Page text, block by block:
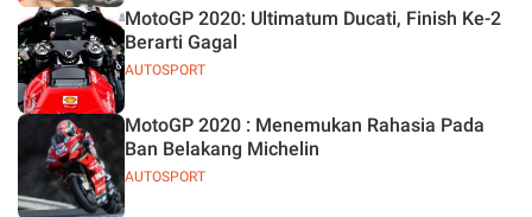
AUTOSPORT
MotoGP 2020: Ultimatum Ducati, Finish Ke-2
Berarti Gagal
AUTOSPORT
MotoGP 2020 : Menemukan Rahasia Pada
Ban Belakang Michelin